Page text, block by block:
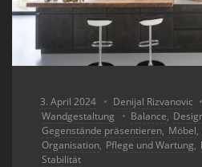
3. April 2024 Denijal Rizvanovic
Wandgestaltung
Balance,
Gegenstände präsentieren, Möbel,
Organisation, Pflege und Wartung,
Stabilität